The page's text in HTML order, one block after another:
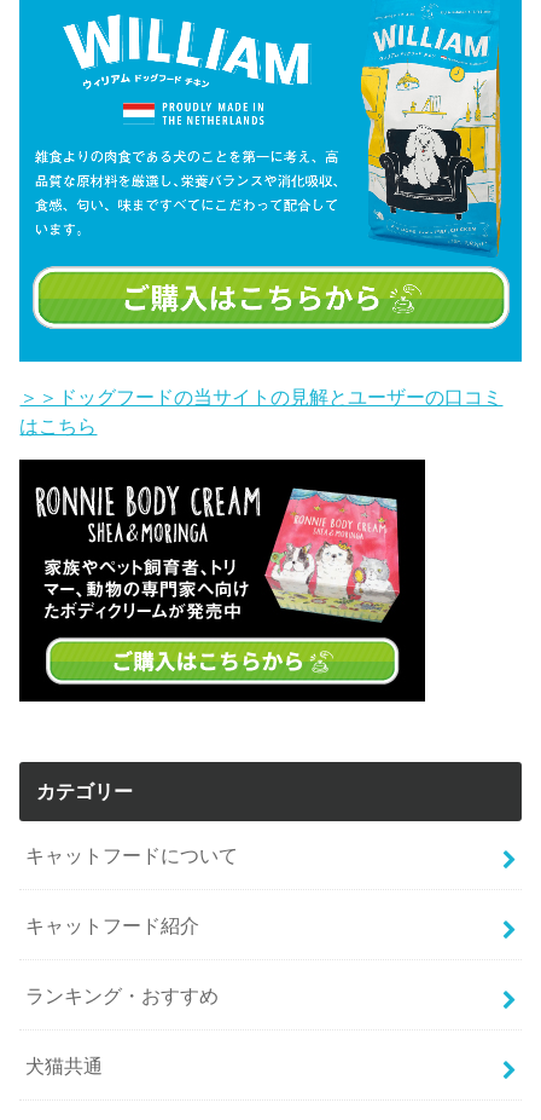
＞＞ドッグフードの当サイトの見解とユーザーの口コミ
はこちら
カテゴリー
キャットフードについて
キャットフード紹介
ランキング・おすすめ
犬猫共通